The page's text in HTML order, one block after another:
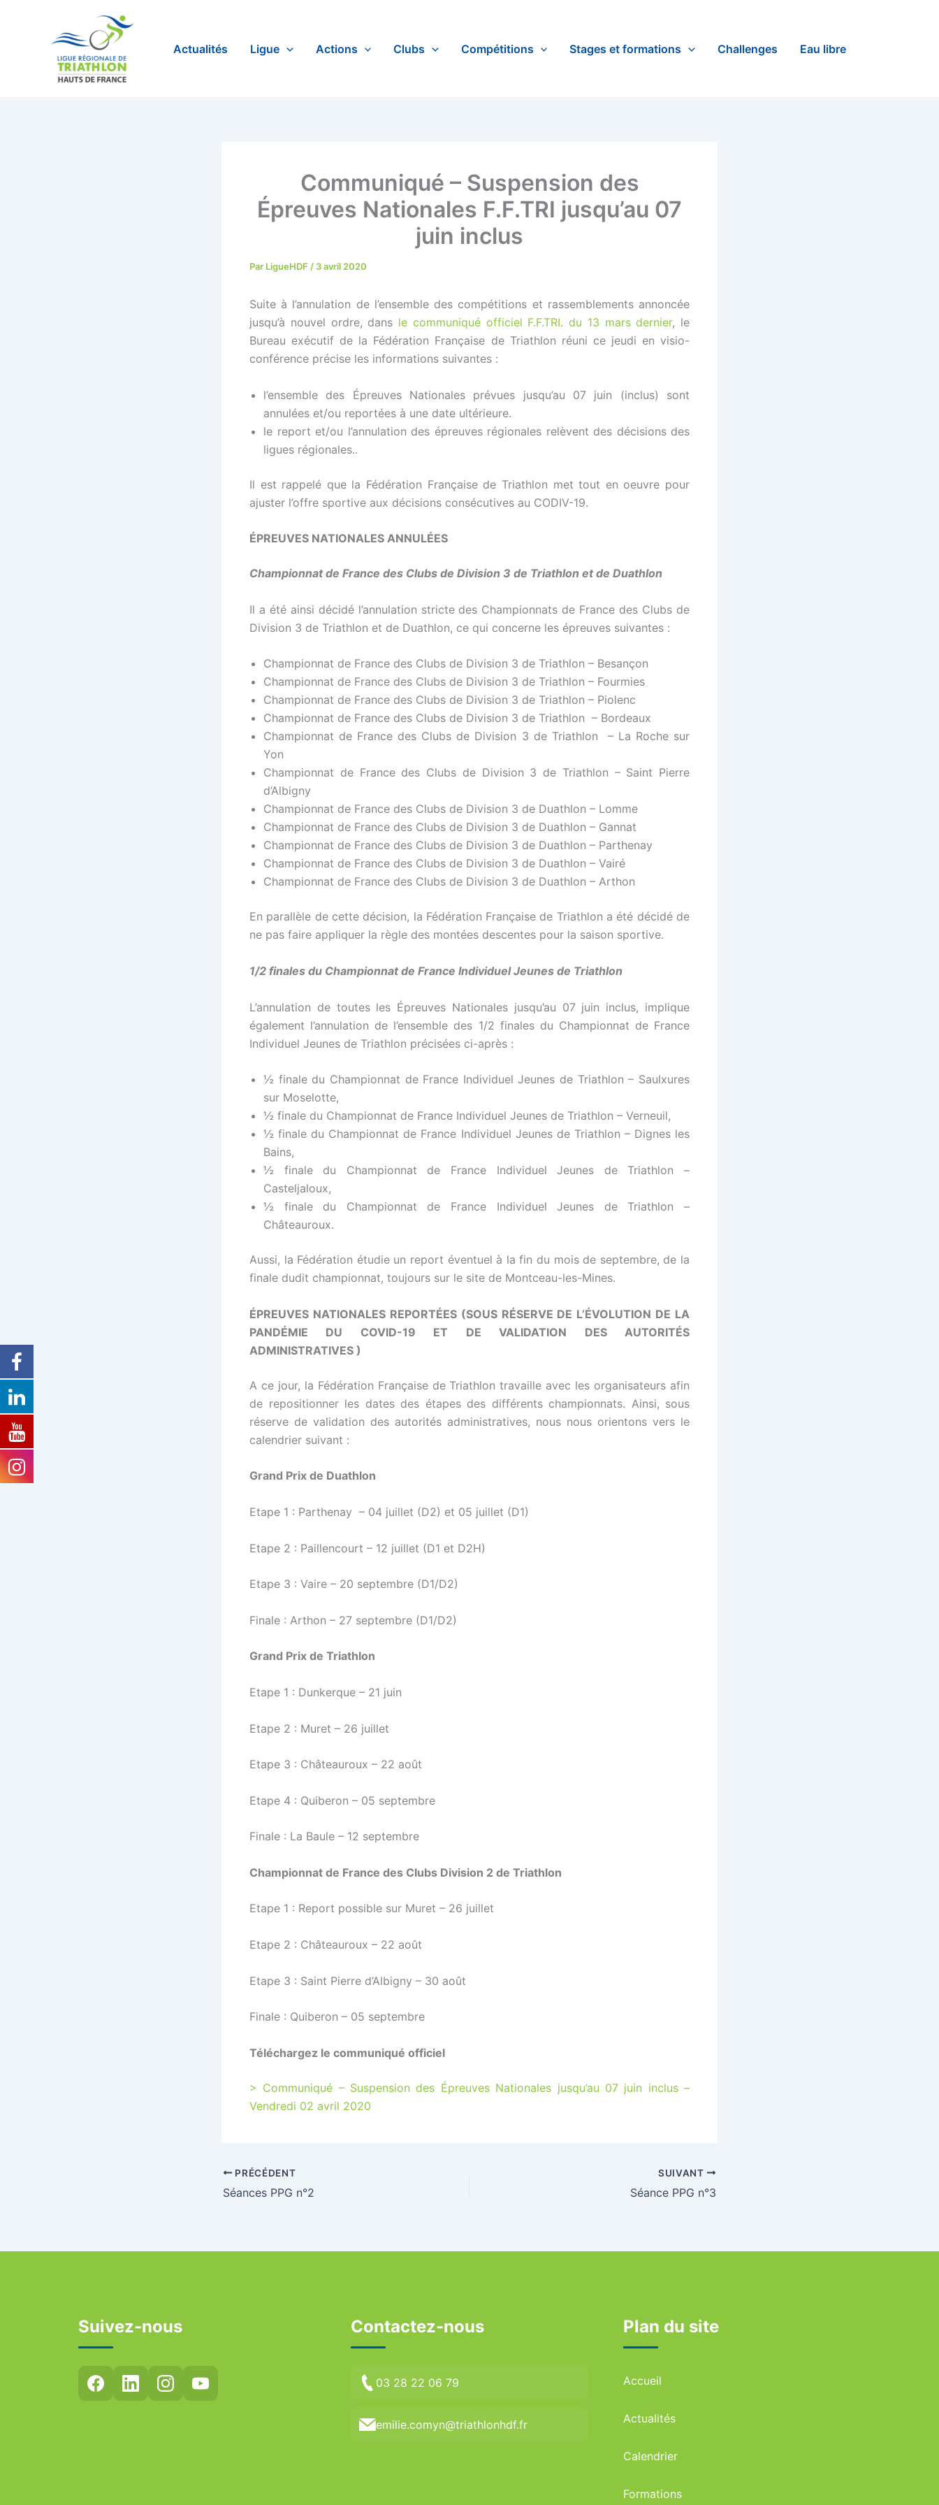
Actualités Ligue Actions Clubs Compétitions Stages et formations Challenges Eau libre
Communiqué – Suspension des
Épreuves Nationales F.F.TRI jusqu’au 07
juin inclus
Par LigueHDF / 3 avril 2020
Suite à l’annulation de l’ensemble des compétitions et rassemblements annoncée
jusqu’à nouvel ordre, dans le communiqué officiel F.F.TRI. du 13 mars dernier, le
Bureau exécutif de la Fédération Française de Triathlon réuni ce jeudi en visio-
conférence précise les informations suivantes :
l’ensemble des Épreuves Nationales prévues jusqu’au 07 juin (inclus) sont
annulées et/ou reportées à une date ultérieure.
le report et/ou l’annulation des épreuves régionales relèvent des décisions des
ligues régionales..
Il est rappelé que la Fédération Française de Triathlon met tout en oeuvre pour
ajuster l’offre sportive aux décisions consécutives au CODIV-19.
ÉPREUVES NATIONALES ANNULÉES
Championnat de France des Clubs de Division 3 de Triathlon et de Duathlon
Il a été ainsi décidé l’annulation stricte des Championnats de France des Clubs de
Division 3 de Triathlon et de Duathlon, ce qui concerne les épreuves suivantes :
Championnat de France des Clubs de Division 3 de Triathlon – Besançon
Championnat de France des Clubs de Division 3 de Triathlon – Fourmies
Championnat de France des Clubs de Division 3 de Triathlon – Piolenc
Championnat de France des Clubs de Division 3 de Triathlon – Bordeaux
Championnat de France des Clubs de Division 3 de Triathlon – La Roche sur
Yon
Championnat de France des Clubs de Division 3 de Triathlon – Saint Pierre
d’Albigny
Championnat de France des Clubs de Division 3 de Duathlon – Lomme
Championnat de France des Clubs de Division 3 de Duathlon – Gannat
Championnat de France des Clubs de Division 3 de Duathlon – Parthenay
Championnat de France des Clubs de Division 3 de Duathlon – Vairé
Championnat de France des Clubs de Division 3 de Duathlon – Arthon
En parallèle de cette décision, la Fédération Française de Triathlon a été décidé de
ne pas faire appliquer la règle des montées descentes pour la saison sportive.
1/2 finales du Championnat de France Individuel Jeunes de Triathlon
L’annulation de toutes les Épreuves Nationales jusqu’au 07 juin inclus, implique
également l’annulation de l’ensemble des 1/2 finales du Championnat de France
Individuel Jeunes de Triathlon précisées ci-après :
½ finale du Championnat de France Individuel Jeunes de Triathlon – Saulxures
sur Moselotte,
½ finale du Championnat de France Individuel Jeunes de Triathlon – Verneuil,
½ finale du Championnat de France Individuel Jeunes de Triathlon – Dignes les
Bains,
½ finale du Championnat de France Individuel Jeunes de Triathlon –
Casteljaloux,
½ finale du Championnat de France Individuel Jeunes de Triathlon –
Châteauroux.
Aussi, la Fédération étudie un report éventuel à la fin du mois de septembre, de la
finale dudit championnat, toujours sur le site de Montceau-les-Mines.
ÉPREUVES NATIONALES REPORTÉES (SOUS RÉSERVE DE L’ÉVOLUTION DE LA
PANDÉMIE DU COVID-19 ET DE VALIDATION DES AUTORITÉS
ADMINISTRATIVES )
A ce jour, la Fédération Française de Triathlon travaille avec les organisateurs afin
de repositionner les dates des étapes des différents championnats. Ainsi, sous
réserve de validation des autorités administratives, nous nous orientons vers le
calendrier suivant :
Grand Prix de Duathlon
Etape 1 : Parthenay – 04 juillet (D2) et 05 juillet (D1)
Etape 2 : Paillencourt – 12 juillet (D1 et D2H)
Etape 3 : Vaire – 20 septembre (D1/D2)
Finale : Arthon – 27 septembre (D1/D2)
Grand Prix de Triathlon
Etape 1 : Dunkerque – 21 juin
Etape 2 : Muret – 26 juillet
Etape 3 : Châteauroux – 22 août
Etape 4 : Quiberon – 05 septembre
Finale : La Baule – 12 septembre
Championnat de France des Clubs Division 2 de Triathlon
Etape 1 : Report possible sur Muret – 26 juillet
Etape 2 : Châteauroux – 22 août
Etape 3 : Saint Pierre d’Albigny – 30 août
Finale : Quiberon – 05 septembre
Téléchargez le communiqué officiel
> Communiqué – Suspension des Épreuves Nationales jusqu’au 07 juin inclus –
Vendredi 02 avril 2020
PRÉCÉDENT
Séances PPG n°2
SUIVANT
Séance PPG n°3
Suivez-nous Contactez-nous
03 28 22 06 79
emilie.comyn@triathlonhdf.fr
Plan du site
Accueil
Actualités
Calendrier
Formations